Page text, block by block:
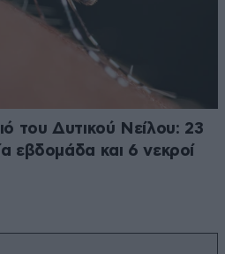
του Δυτικού Νείλου: 23
εβδομάδα και 6 νεκροί